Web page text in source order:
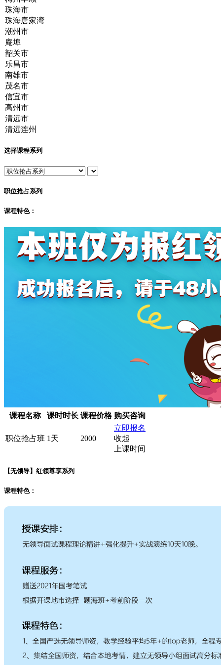
选择课程系列
职位抢占系列
课程特色：
课程名称 课时时长 课程价格 购买咨询
职位抢占班 1天 2000
立即报名
收起
上课时间
【无领导】红领尊享系列
课程特色：